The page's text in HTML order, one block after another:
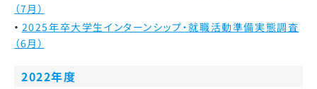
（7月）
2025年卒大学生インターンシップ・就職活動準備実態調査
（6月）
2022年度